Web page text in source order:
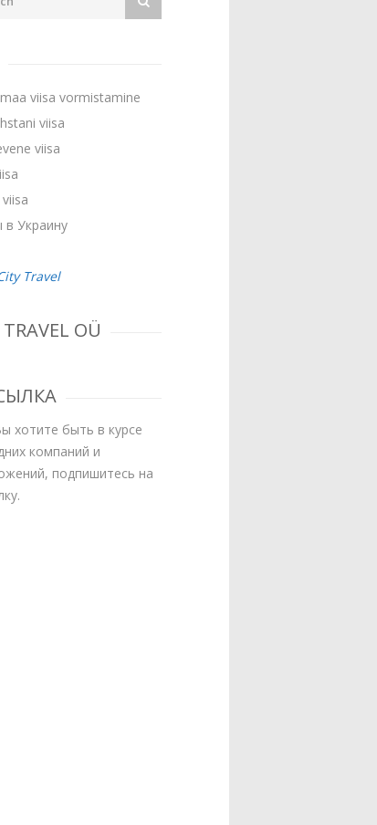
viisa vormistamine
viisa
viisa
в Украину
Travel
OÜ
хотите быть в курсе
компаний и
подпишитесь на